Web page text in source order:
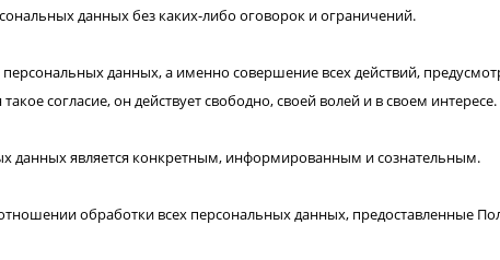
данных без каких-либо оговорок и ограничений.
персональных данных, а именно совершение всех действий,
согласие, он действует свободно, своей волей и в своем интересе.
данных является конкретным, информированным и сознательным.
обработки всех персональных данных, предоставленные